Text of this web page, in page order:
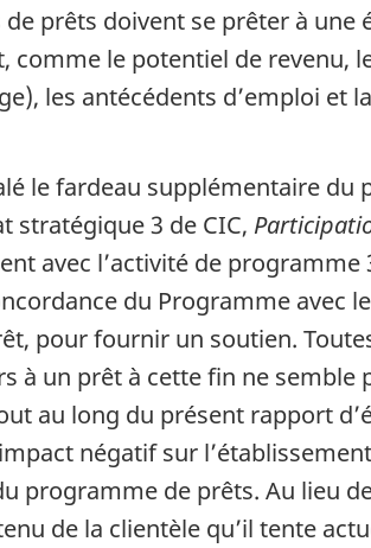
prêts doivent se prêter à
le potentiel de revenu,
les antécédents d’emploi et
le fardeau supplémentaire
stratégique 3 de CIC,
avec l’activité de programme
du Programme avec
pour fournir un soutien.
à un prêt à cette fin ne semble
au long du présent rapport
négatif sur
programme de prêts. Au lieu
de la clientèle qu’il tente